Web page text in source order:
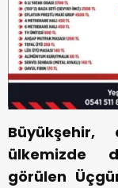
ülkemizde
görülen